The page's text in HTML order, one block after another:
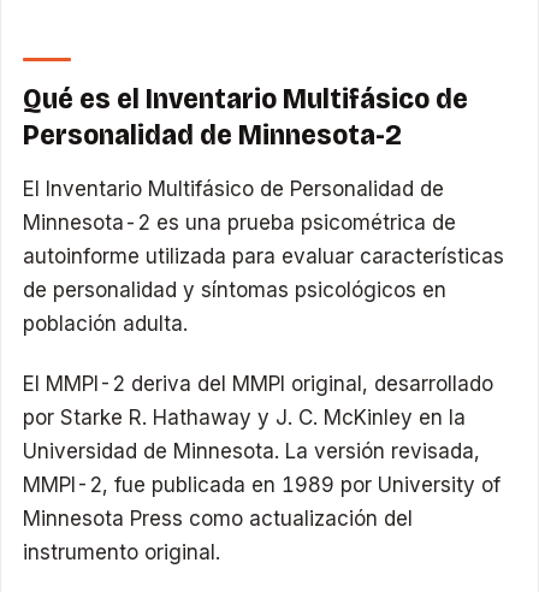
Qué es el Inventario Multifásico de
Personalidad de Minnesota-2
El Inventario Multifásico de Personalidad de
Minnesota-2 es una prueba psicométrica de
autoinforme utilizada para evaluar características
de personalidad y síntomas psicológicos en
población adulta.
El MMPI-2 deriva del MMPI original, desarrollado
por Starke R. Hathaway y J. C. McKinley en la
Universidad de Minnesota. La versión revisada,
MMPI-2, fue publicada en 1989 por University of
Minnesota Press como actualización del
instrumento original.